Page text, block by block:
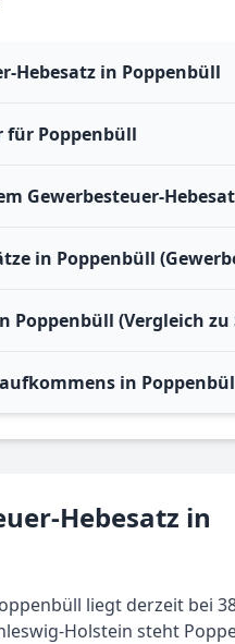
Hebesatz in Poppenbüll
für Poppenbüll
Gewerbesteuer-
in Poppenbüll
Poppenbüll (Vergleich
in
Hebesatz in
liegt derzeit bei
Holstein steht